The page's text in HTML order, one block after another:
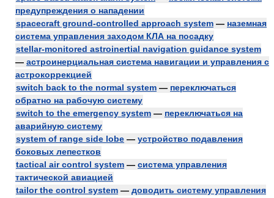
предупреждения о нападении
spacecraft ground-controlled approach system — наземная
система управления заходом КЛА на посадку
stellar-monitored astroinertial navigation guidance system
— астроинерциальная система навигации и управления с
астрокоррекцией
switch back to the normal system — переключаться
обратно на рабочую систему
switch to the emergency system — переключаться на
аварийную систему
system of range side lobe — устройство подавления
боковых лепестков
tactical air control system — система управления
тактической авиацией
tailor the control system — доводить систему управления